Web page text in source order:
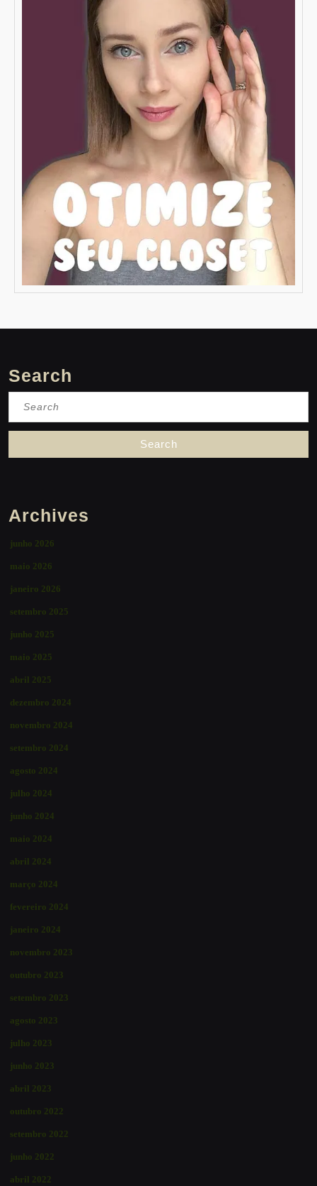
Search
Archives
junho 2026
maio 2026
janeiro 2026
setembro 2025
junho 2025
maio 2025
abril 2025
dezembro 2024
novembro 2024
setembro 2024
agosto 2024
julho 2024
junho 2024
maio 2024
abril 2024
março 2024
fevereiro 2024
janeiro 2024
novembro 2023
outubro 2023
setembro 2023
agosto 2023
julho 2023
junho 2023
abril 2023
outubro 2022
setembro 2022
junho 2022
abril 2022